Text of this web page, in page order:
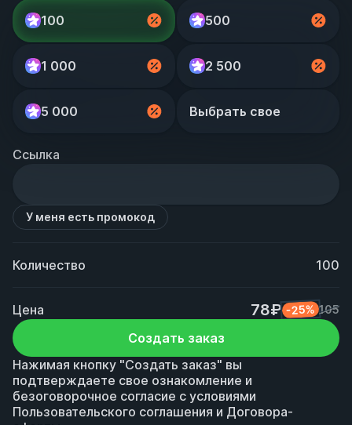
100
500
1 000 2 500
5 000 Выбрать свое
Ссылка
У меня есть промокод
Количество 100
Цена 78₽ -25% 105
Создать заказ
Нажимая кнопку "Создать заказ" вы
подтверждаете свое ознакомление и
безоговорочное согласие с условиями
Пользовательского соглашения и Договора-